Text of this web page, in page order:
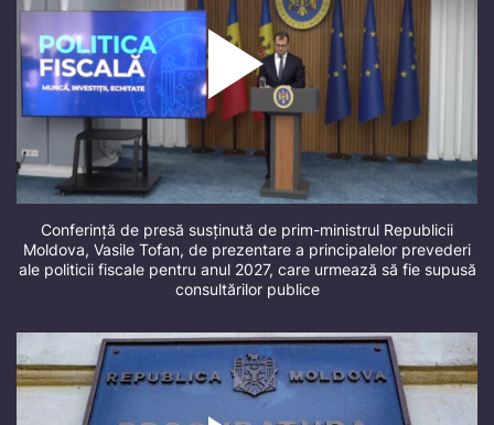
Conferință de presă susținută de prim-ministrul Republicii
Moldova, Vasile Tofan, de prezentare a principalelor prevederi
ale politicii fiscale pentru anul 2027, care urmează să fie supusă
consultărilor publice